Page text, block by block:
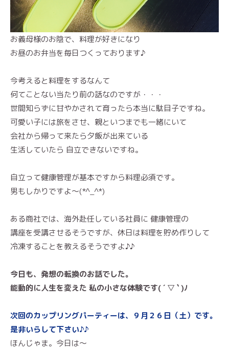
お義母様のお陰で、料理が好きになり
お昼のお弁当を毎日つくっております♪
今考えると料理をするなんて
何てことない当たり前の話なのですが・・・
世間知らずに甘やかされて育ったら本当に駄目子ですね。
可愛い子には旅をさせ、親といつまでも一緒にいて
会社から帰って来たら夕飯が出来ている
生活していたら 自立できないですね。
自立って健康管理が基本ですから料理必須です。
男もしかりですよ〜(*^_^*)
ある商社では、海外赴任している社員に 健康管理の
講座を受講させるそうですが、休日は料理を貯め作りして
冷凍することを教えるそうですよ♪♪
今日も、発想の転換のお話でした。
能動的に人生を変えた 私の小さな体験です( ´ ▽ ` )ﾉ
次回のカップリングパーティーは、９月２６日（土）です。
是非いらして下さい♪♪
ほんじゃま。今日は～